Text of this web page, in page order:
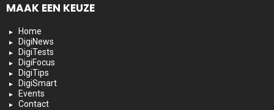
MAAK EEN KEUZE
Home
DigiNews
DigiTests
DigiFocus
DigiTips
DigiSmart
Events
Contact